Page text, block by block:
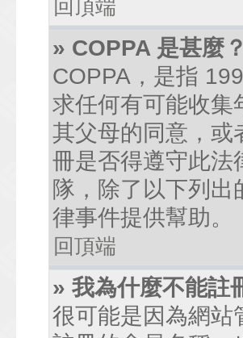
回頂端
» COPPA 是甚麼？
COPPA，是指
求任何有可能收集
其父母的同意，或
冊是否得遵守此法
隊，除了以下列出
律事件提供幫助。
回頂端
» 我為什麼不能註
很可能是因為網站